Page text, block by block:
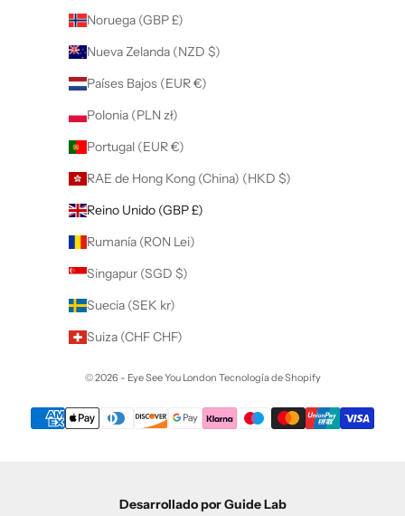
Noruega (GBP £)
Nueva Zelanda (NZD $)
Países Bajos (EUR €)
Polonia (PLN zł)
Portugal (EUR €)
RAE de Hong Kong (China) (HKD $)
Reino Unido (GBP £)
Rumanía (RON Lei)
Singapur (SGD $)
Suecia (SEK kr)
Suiza (CHF CHF)
© 2026 - Eye See You London Tecnología de Shopify
Desarrollado por Guide Lab